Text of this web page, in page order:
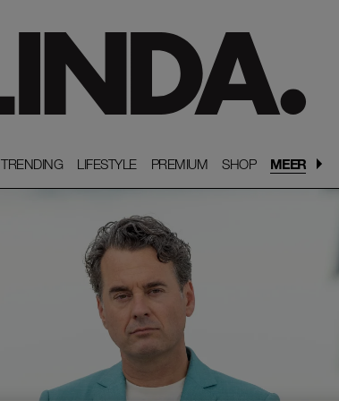
TRENDING
TRENDING LIFESTYLE
LIFESTYLE PREMIUM
PREMIUM SHOP
SHOP MEER